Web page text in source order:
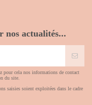
nos actualités...
pour cela nos informations de contact
du site.
saisies soient exploitées dans le cadre